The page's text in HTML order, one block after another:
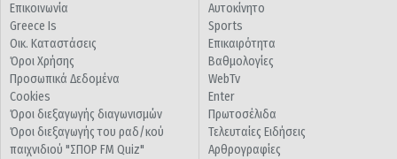
Επικοινωνία
Greece Is
Οικ. Καταστάσεις
Όροι Χρήσης
Προσωπικά Δεδομένα
Cookies
Όροι διεξαγωγής διαγωνισμών
Όροι διεξαγωγής του ραδ/κού
παιχνιδιού "ΣΠΟΡ FM Quiz"
Αυτοκίνητο
Sports
Επικαιρότητα
Βαθμολογίες
WebTv
Enter
Πρωτοσέλιδα
Τελευταίες Ειδήσεις
Αρθρογραφίες